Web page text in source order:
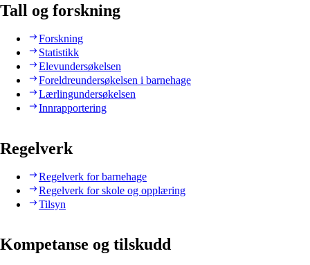
Tall og forskning
Forskning
Statistikk
Elevundersøkelsen
Foreldreundersøkelsen i barnehage
Lærlingundersøkelsen
Innrapportering
Regelverk
Regelverk for barnehage
Regelverk for skole og opplæring
Tilsyn
Kompetanse og tilskudd